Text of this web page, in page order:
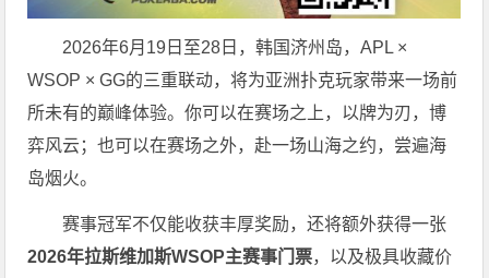
2026年6月19日至28日，韩国济州岛，APL ×
WSOP × GG的三重联动，将为亚洲扑克玩家带来一场前
所未有的巅峰体验。你可以在赛场之上，以牌为刃，博
弈风云；也可以在赛场之外，赴一场山海之约，尝遍海
岛烟火。
赛事冠军不仅能收获丰厚奖励，还将额外获得一张
2026年拉斯维加斯WSOP主赛事门票，以及极具收藏价